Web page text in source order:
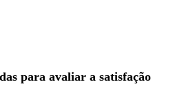
para avaliar a satisfação